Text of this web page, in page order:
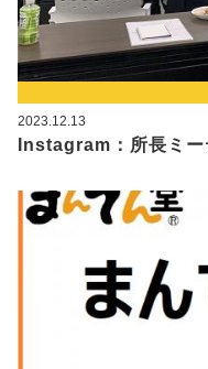
2023.12.13
Instagram：所長ミ